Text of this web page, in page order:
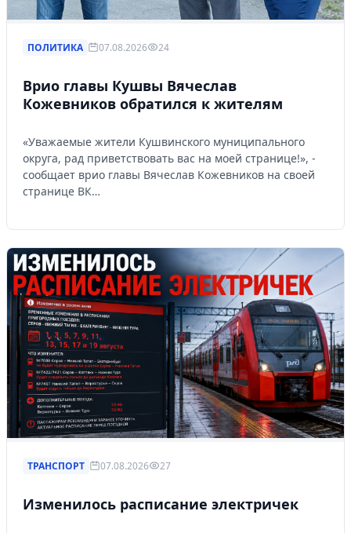
ПОЛИТИКА 07.08.2026 24
Врио главы Кушвы Вячеслав
Кожевников обратился к жителям
«Уважаемые жители Кушвинского муниципального
округа, рад приветствовать вас на моей странице!», -
сообщает врио главы Вячеслав Кожевников на своей
странице ВК…
ТРАНСПОРТ 07.08.2026 27
Изменилось расписание электричек